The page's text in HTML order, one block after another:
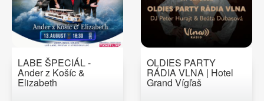
LABE ŠPECIÁL -
Ander z Košíc &
Elizabeth
OLDIES PARTY
RÁDIA VLNA | Hotel
Grand Vígľaš